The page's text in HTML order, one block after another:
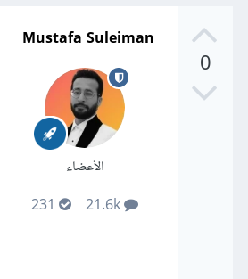
0
Mustafa Suleiman
الأعضاء